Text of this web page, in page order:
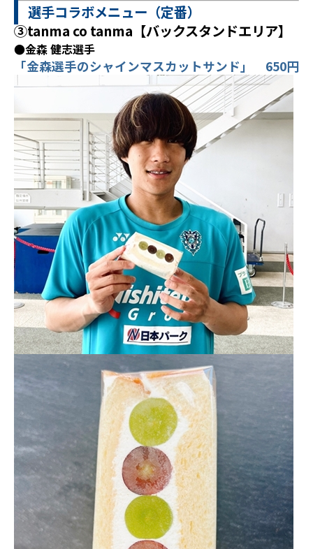
選手コラボメニュー（定番）
③tanma co tanma【バックスタンドエリア】
●金森 健志選手
「金森選手のシャインマスカットサンド」 650円